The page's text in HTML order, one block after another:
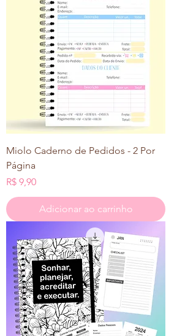
Miolo Caderno de Pedidos - 2 Por
Página
Preço
R$ 9,90
Adicionar ao carrinho